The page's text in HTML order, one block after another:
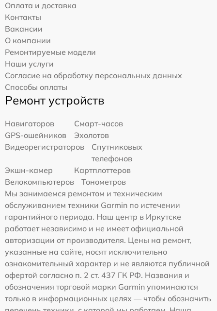
Оплата и доставка
Контакты
Вакансии
О компании
Ремонтируемые модели
Наши услуги
Согласие на обработку персональных данных
Способы оплаты
Ремонт устройств
Навигаторов
Смарт-часов
GPS-ошейников
Эхолотов
Видеорегистраторов
Спутниковых
телефонов
Экшн-камер
Картплоттеров
Велокомпьютеров
Тонометров
Мы занимаемся ремонтом и техническим
обслуживанием техники Garmin по истечении
гарантийного периода. Наш центр в Иркутске
работает независимо и не имеет официальной
авторизации от производителя. Цены на ремонт,
указанные на сайте, носят исключительно
ознакомительный характер и не являются публичной
офертой согласно п. 2 ст. 437 ГК РФ. Названия и
обозначения торговой марки Garmin упоминаются
только в информационных целях — чтобы обозначить